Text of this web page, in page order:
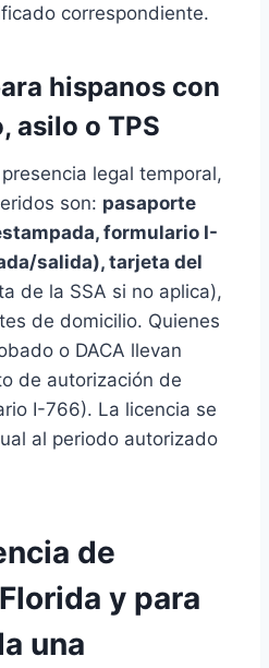
correspondiente.
hispanos con
asilo o TPS
legal temporal,
son: pasaporte
formulario I-
salida), tarjeta del
de la SSA si no aplica),
de domicilio. Quienes
o DACA llevan
de autorización de
I-766). La licencia se
al periodo autorizado
de
y para
una